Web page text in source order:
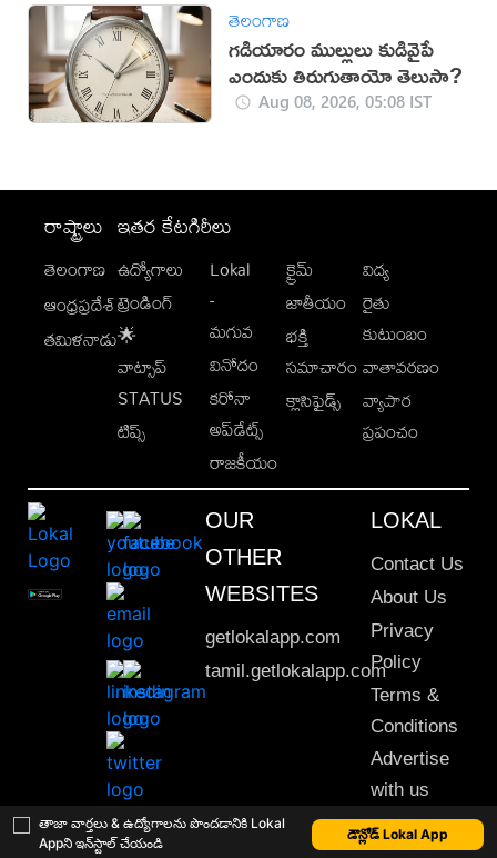
తాజా వార్తలు & ఉద్యోగాలను పొందడానికి Lokal
Appని ఇన్‌స్టాల్ చేయండి
డౌన్లోడ్ Lokal App
తెలంగాణ
గడియారం ముల్లులు కుడివైపే
ఎందుకు తిరుగుతాయో తెలుసా?
Aug 08, 2026, 05:08 IST
రాష్ట్రాలు
తెలంగాణ
ఆంధ్రప్రదేశ్
తమిళనాడు
ఇతర కేటగిరీలు
ఉద్యోగాలు
ట్రెండింగ్
🌟
వాట్సాప్
STATUS
టిప్స్
Lokal
-
మగువ
వినోదం
కరోనా
అప్‌డేట్స్
రాజకీయం
క్రైమ్
జాతీయం
భక్తి
సమాచారం
క్లాసిఫైడ్స్
విద్య
రైతు
కుటుంబం
వాతావరణం
వ్యాపార
ప్రపంచం
OUR
OTHER
WEBSITES
getlokalapp.com
tamil.getlokalapp.com
LOKAL
Contact Us
About Us
Privacy
Policy
Terms &
Conditions
Advertise
with us
Sitemap
This material may not be published, transmitted, rewritten or redistributed. © 2020 Lokal App. All rights reserved.